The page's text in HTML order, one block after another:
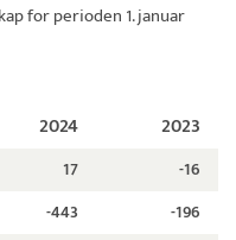
for perioden 1. januar
2024 2023
17
-16
-443
-196